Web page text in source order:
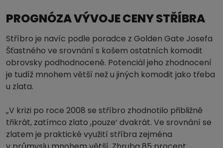
PROGNÓZA VÝVOJE CENY STŘÍBRA
Stříbro je navíc podle poradce z Golden Gate Josefa
Šťastného ve srovnání s košem ostatních komodit
obrovsky podhodnocené. Potenciál jeho zhodnocení
je tudíž mnohem větší než u jiných komodit jako třeba
u zlata.
„V krizi po roce 2008 se stříbro zhodnotilo přibližně
třikrát, zatímco zlato ,pouze‘ dvakrát. Ve srovnání se
zlatem je praktické využití stříbra zejména